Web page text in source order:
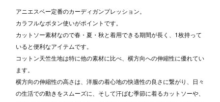
アニエスベー定番のカーディガンプレッション。
カラフルなボタン使いがポイントです。
カットソー素材なので春・夏・秋と着用できる期間が長く、1枚持って
いると便利なアイテムです。
コットン天竺生地は特に他の素材に比べ、横方向への伸縮性に優れてい
ます。
横方向の伸縮性の高さは、洋服の着心地の快適性の良さに繋がり、日々
の生活での動きをスムーズに、そして汗ばむ季節に着るカットソーや、